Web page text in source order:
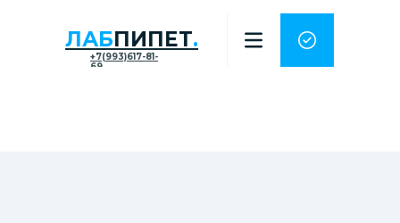
ЛАБПИПЕТ.
+7(993)617-81-
69